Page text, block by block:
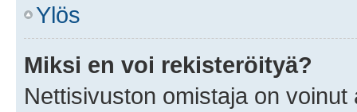
Ylös
Miksi en voi rekisteröityä?
Nettisivuston omistaja on